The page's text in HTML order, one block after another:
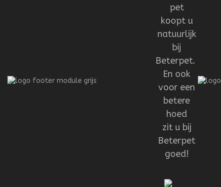
pet
koopt u
natuurlijk
bij
Beterpet.
En ook
voor een
betere
hoed
zit u bij
Beterpet
goed!